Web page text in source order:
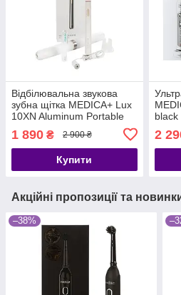
Відбілювальна звукова
зубна щітка MEDICA+ Lux
10ХN Aluminum Portable
1 890 ₴ 2 900 ₴
Купити
black
2
Акційні пропозиції та
–38%